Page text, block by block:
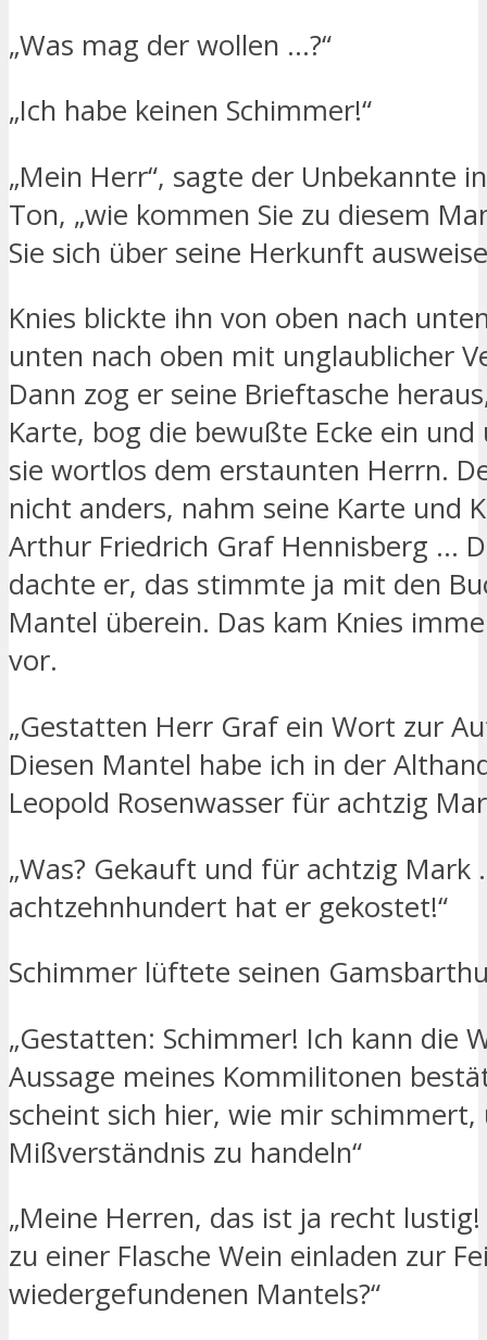
„Was mag der wollen …?“
„Ich habe keinen Schimmer!“
„Mein Herr“, sagte der Unbekannte
Ton, „wie kommen Sie zu diesem
Sie sich über seine Herkunft
Knies blickte ihn von oben nach
unten nach oben mit unglaublicher
Dann zog er seine Brieftasche
Karte, bog die bewußte Ecke ein
sie wortlos dem erstaunten Herrn.
nicht anders, nahm seine Karte und
Arthur Friedrich Graf Hennisberg …
dachte er, das stimmte ja mit den
Mantel überein. Das kam Knies
vor.
„Gestatten Herr Graf ein Wort zur
Diesen Mantel habe ich in der
Leopold Rosenwasser für achtzig
„Was? Gekauft und für achtzig Mark
achtzehnhundert hat er gekostet!“
Schimmer lüftete seinen
„Gestatten: Schimmer! Ich kann die
Aussage meines Kommilitonen
scheint sich hier, wie mir schimmert,
Mißverständnis zu handeln“
„Meine Herren, das ist ja recht
zu einer Flasche Wein einladen zur
wiedergefundenen Mantels?“